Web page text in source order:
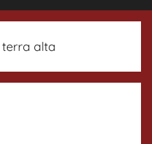
alta